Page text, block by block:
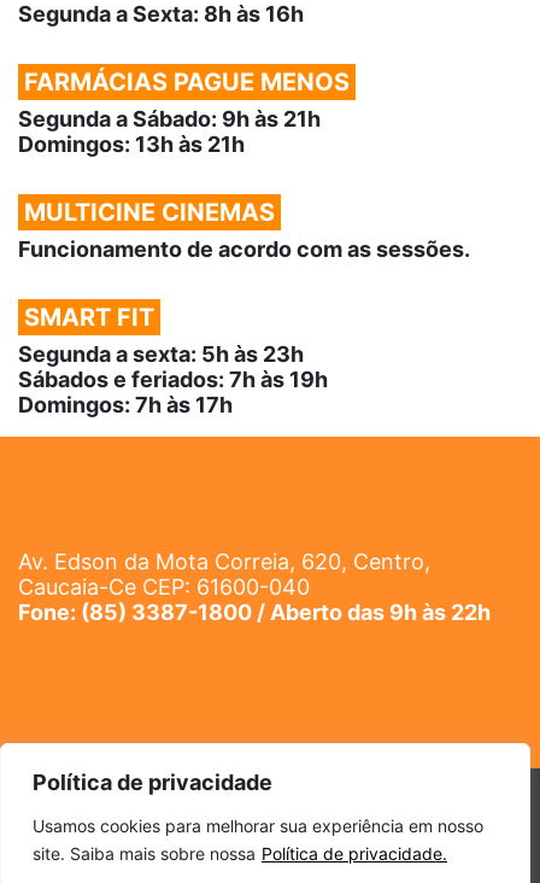
Política de privacidade
Usamos cookies para melhorar sua experiência em nosso
site. Saiba mais sobre nossa Política de privacidade.
Segunda a Sexta: 8h às 16h
FARMÁCIAS PAGUE MENOS
Segunda a Sábado: 9h às 21h
Domingos: 13h às 21h
MULTICINE CINEMAS
Funcionamento de acordo com as sessões.
SMART FIT
Segunda a sexta: 5h às 23h
Sábados e feriados: 7h às 19h
Domingos: 7h às 17h
Av. Edson da Mota Correia, 620, Centro,
Caucaia-Ce CEP: 61600-040
Fone: (85) 3387-1800 / Aberto das 9h às 22h
Política de Privacidade